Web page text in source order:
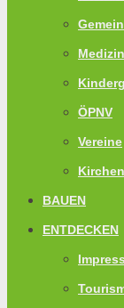
ÖPNV
Vereine
BAUEN
ENTDECKEN